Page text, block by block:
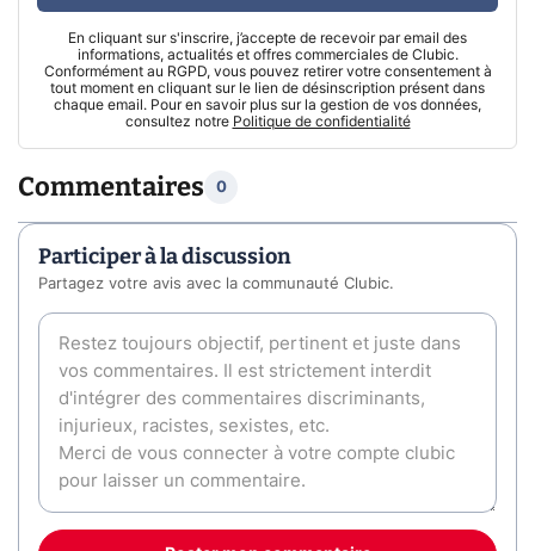
En cliquant sur s'inscrire, j’accepte de recevoir par email des
informations, actualités et offres commerciales de Clubic.
Conformément au RGPD, vous pouvez retirer votre consentement à
tout moment en cliquant sur le lien de désinscription présent dans
chaque email. Pour en savoir plus sur la gestion de vos données,
consultez notre Politique de confidentialité
Commentaires 0
Participer à la discussion
Partagez votre avis avec la communauté Clubic.